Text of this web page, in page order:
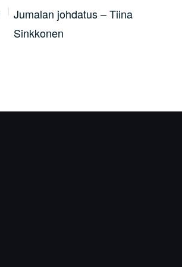
Jumalan johdatus – Tiina
Sinkkonen